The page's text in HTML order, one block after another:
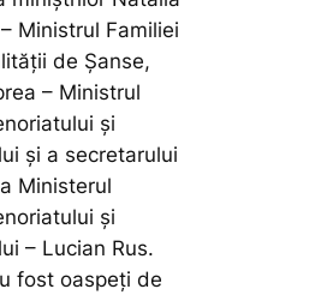
Ministrul Familiei
de Șanse,
– Ministrul
și
și a secretarului
Ministerul
și
– Lucian Rus.
fost oaspeți de